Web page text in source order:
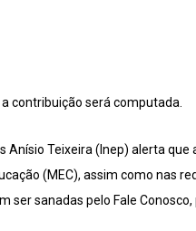
contribuição será computada.
Anísio Teixeira (Inep) alerta
(MEC), assim como nas
ser sanadas pelo Fale